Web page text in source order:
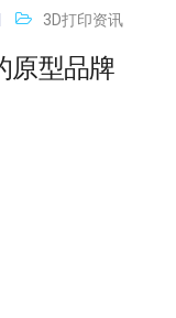
3D打印资讯
原型品牌